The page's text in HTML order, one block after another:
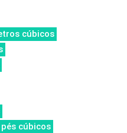
cúbicos
pés cúbicos